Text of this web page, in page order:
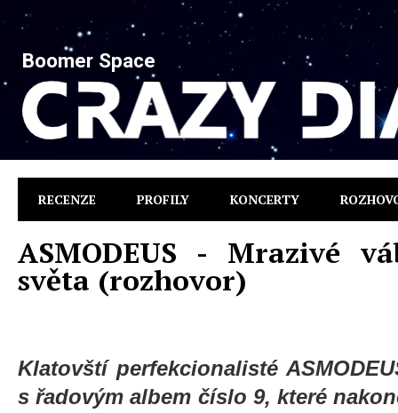
Boomer Space
RECENZE PROFILY KONCERTY
ASMODEUS - Mrazivé
světa (rozhovor)
Klatovští perfekcionalisté
s řadovým albem číslo 9, které